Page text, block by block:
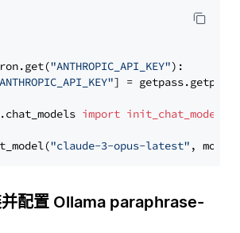
"ANTHROPIC_API_KEY"):
] = getpass.getpass(
import init_chat_model
"claude-3-opus-latest" ,
配置 Ollama paraphrase-